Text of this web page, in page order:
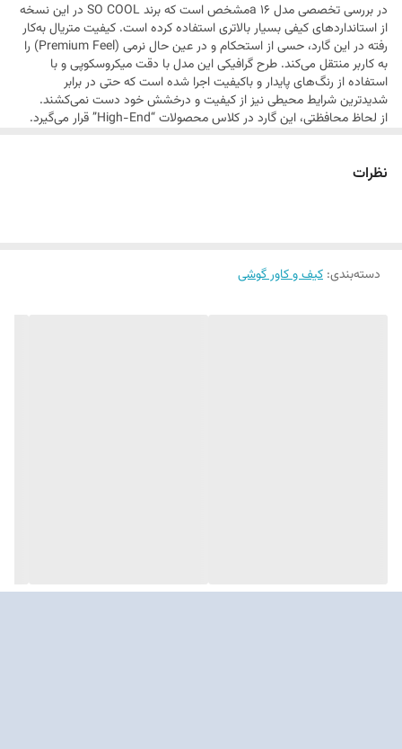
در بررسی تخصصی مدل a 16مشخص است که برند SO COOL در این نسخه
از استانداردهای کیفی بسیار بالاتری استفاده کرده است. کیفیت متریال به‌کار
رفته در این گارد، حسی از استحکام و در عین حال نرمی (Premium Feel) را
به کاربر منتقل می‌کند. طرح گرافیکی این مدل با دقت میکروسکوپی و با
استفاده از رنگ‌های پایدار و باکیفیت اجرا شده است که حتی در برابر
شدیدترین شرایط محیطی نیز از کیفیت و درخشش خود دست نمی‌کشند.
از لحاظ محافظتی، این گارد در کلاس محصولات “High-End” قرار می‌گیرد.
قطعات داخلی جلوگیری کند. لبه‌های اطراف نمایشگر و ماژول دوربین به
نظرات
دسته‌بندی: کیف و کاور گوشی